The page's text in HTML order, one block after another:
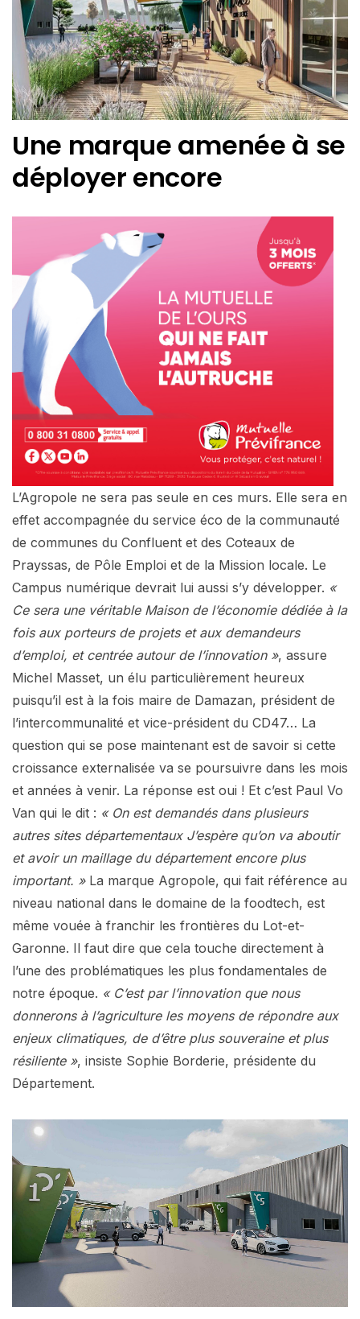
Une marque amenée à se
déployer encore
L’Agropole ne sera pas seule en ces murs. Elle sera en
effet accompagnée du service éco de la communauté
de communes du Confluent et des Coteaux de
Prayssas, de Pôle Emploi et de la Mission locale. Le
Campus numérique devrait lui aussi s’y développer. «
Ce sera une véritable Maison de l’économie dédiée à la
fois aux porteurs de projets et aux demandeurs
d’emploi, et centrée autour de l’innovation », assure
Michel Masset, un élu particulièrement heureux
puisqu’il est à la fois maire de Damazan, président de
l’intercommunalité et vice-président du CD47… La
question qui se pose maintenant est de savoir si cette
croissance externalisée va se poursuivre dans les mois
et années à venir. La réponse est oui ! Et c’est Paul Vo
Van qui le dit : « On est demandés dans plusieurs
autres sites départementaux J’espère qu’on va aboutir
et avoir un maillage du département encore plus
important. »La marque Agropole, qui fait référence au
niveau national dans le domaine de la foodtech, est
même vouée à franchir les frontières du Lot-et-
Garonne. Il faut dire que cela touche directement à
l’une des problématiques les plus fondamentales de
notre époque. « C’est par l’innovation que nous
donnerons à l’agriculture les moyens de répondre aux
enjeux climatiques, de d’être plus souveraine et plus
résiliente », insiste Sophie Borderie, présidente du
Département.